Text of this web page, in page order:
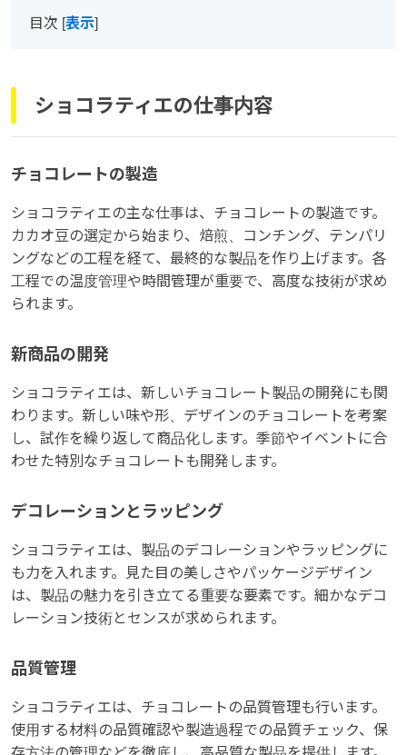
目次 [表示]
ショコラティエの仕事内容
チョコレートの製造
ショコラティエの主な仕事は、チョコレートの製造です。
カカオ豆の選定から始まり、焙煎、コンチング、テンパリ
ングなどの工程を経て、最終的な製品を作り上げます。各
工程での温度管理や時間管理が重要で、高度な技術が求め
られます。
新商品の開発
ショコラティエは、新しいチョコレート製品の開発にも関
わります。新しい味や形、デザインのチョコレートを考案
し、試作を繰り返して商品化します。季節やイベントに合
わせた特別なチョコレートも開発します。
デコレーションとラッピング
ショコラティエは、製品のデコレーションやラッピングに
も力を入れます。見た目の美しさやパッケージデザイン
は、製品の魅力を引き立てる重要な要素です。細かなデコ
レーション技術とセンスが求められます。
品質管理
ショコラティエは、チョコレートの品質管理も行います。
使用する材料の品質確認や製造過程での品質チェック、保